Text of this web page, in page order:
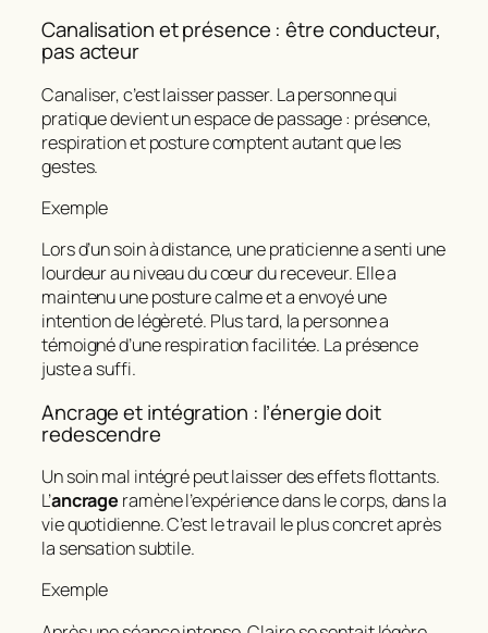
Canalisation et présence : être conducteur,
pas acteur
Canaliser, c’est laisser passer. La personne qui
pratique devient un espace de passage : présence,
respiration et posture comptent autant que les
gestes.
Exemple
Lors d’un soin à distance, une praticienne a senti une
lourdeur au niveau du cœur du receveur. Elle a
maintenu une posture calme et a envoyé une
intention de légèreté. Plus tard, la personne a
témoigné d’une respiration facilitée. La présence
juste a suffi.
Ancrage et intégration : l’énergie doit
redescendre
Un soin mal intégré peut laisser des effets flottants.
L’ancrage ramène l’expérience dans le corps, dans la
vie quotidienne. C’est le travail le plus concret après
la sensation subtile.
Exemple